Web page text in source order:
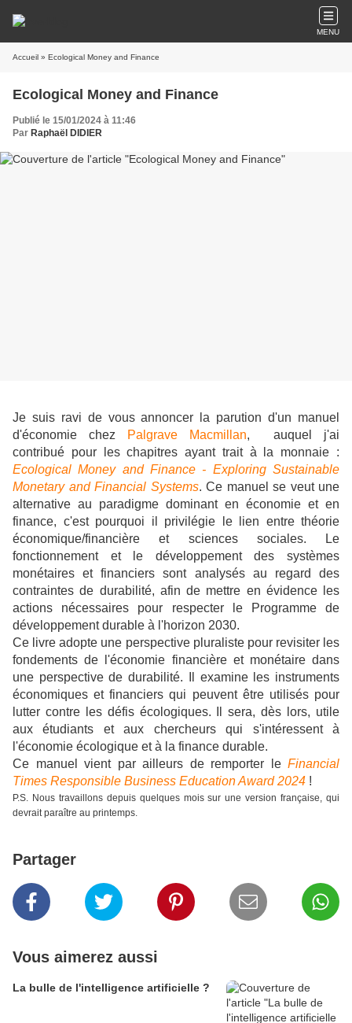
MENU
Accueil » Ecological Money and Finance
Ecological Money and Finance
Publié le 15/01/2024 à 11:46
Par Raphaël DIDIER
Je suis ravi de vous annoncer la parution d'un manuel
d'économie chez
Palgrave Macmillan, auquel j'ai
contribué pour les chapitres ayant trait à la monnaie :
Ecological Money and Finance - Exploring Sustainable
Monetary and Financial Systems. Ce manuel se veut une
alternative au paradigme dominant en économie et en
finance, c'est pourquoi il privilégie le lien entre théorie
économique/financière et sciences sociales. Le
fonctionnement et le développement des systèmes
monétaires et financiers sont analysés au regard des
contraintes de durabilité, afin de mettre en évidence les
actions nécessaires pour respecter le Programme de
développement durable à l'horizon 2030.
Ce livre adopte une perspective pluraliste pour revisiter les
fondements de l'économie financière et monétaire dans
une perspective de durabilité. Il examine les instruments
économiques et financiers qui peuvent être utilisés pour
lutter contre les défis écologiques. Il sera, dès lors, utile
aux étudiants et aux chercheurs qui s'intéressent à
l'économie écologique et à la finance durable.
Ce manuel vient par ailleurs de remporter le Financial
Times Responsible Business Education Award 2024 !
P.S. Nous travaillons depuis quelques mois sur une version française, qui
devrait paraître au printemps.
Partager
Vous aimerez aussi
La bulle de l'intelligence artificielle ?